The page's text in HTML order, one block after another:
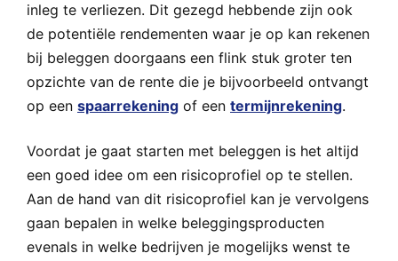
inleg te verliezen. Dit gezegd hebbende zijn ook
de potentiële rendementen waar je op kan rekenen
bij beleggen doorgaans een flink stuk groter ten
opzichte van de rente die je bijvoorbeeld ontvangt
op een spaarrekening of een termijnrekening.
Voordat je gaat starten met beleggen is het altijd
een goed idee om een risicoprofiel op te stellen.
Aan de hand van dit risicoprofiel kan je vervolgens
gaan bepalen in welke beleggingsproducten
evenals in welke bedrijven je mogelijks wenst te